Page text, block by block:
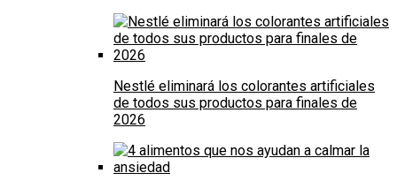
Nestlé eliminará los colorantes artificiales
de todos sus productos para finales de
2026